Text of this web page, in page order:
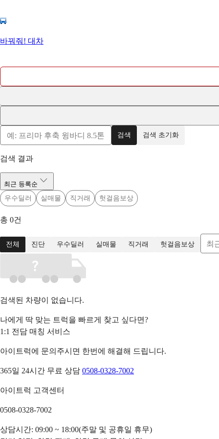
바꿔줘! 대차
검색 검색 초기화
검색 결과
최근 등록순
우수딜러
실매물 직거래 헛걸음보상
총 0건
전체 진단 우수딜러 실매물 직거래 헛걸음보상 최
검색된 차량이 없습니다.
나에게 딱 맞는 트럭을 빠르게 찾고 싶다면?
1:1 전담 매칭 서비스
아이트럭에 문의주시면 한번에 해결해 드립니다.
365일 24시간 무료 상담 0508-0328-7002
아이트럭 고객센터
0508-0328-7002
상담시간: 09:00 ~ 18:00(주말 및 공휴일 휴무)